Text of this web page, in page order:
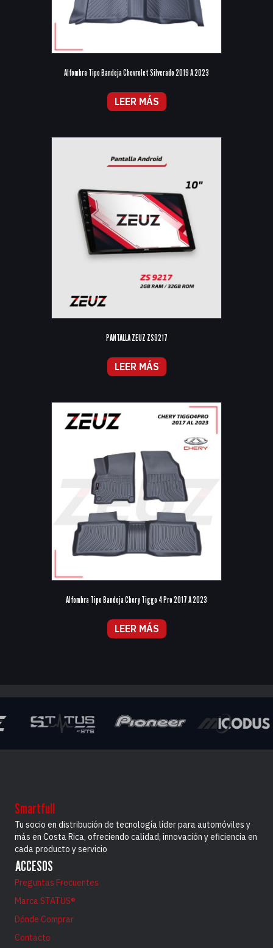
Alfombra Tipo Bandeja Chevrolet Silverado 2019 A 2023
LEER MÁS
PANTALLA ZEUZ ZS9217
LEER MÁS
Alfombra Tipo Bandeja Chery Tiggo 4 Pro 2017 A 2023
LEER MÁS
Smartfull
Tu socio en distribución de tecnología líder para automóviles y
más en Costa Rica, ofreciendo calidad, innovación y eficiencia en
cada producto y servicio
ACCESOS
Preguntas Frecuentes
Marca STATUS®
Dónde Comprar
Contacto